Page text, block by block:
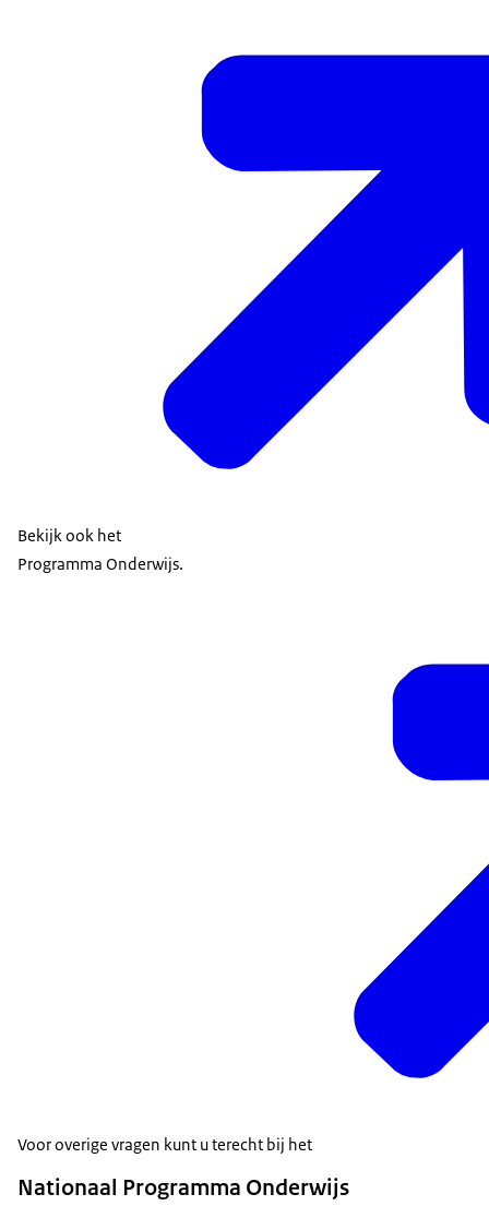
Bekijk ook het
Programma Onderwijs.
Voor overige vragen kunt u terecht bij het
Nationaal Programma Onderwijs